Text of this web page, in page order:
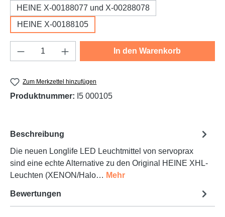
HEINE X-00188077 und X-00288078
HEINE X-00188105
Produkt Anzahl: Gib den gewünschten
In den Warenkorb
Zum Merkzettel hinzufügen
Produktnummer: I5 000105
Beschreibung
Die neuen Longlife LED Leuchtmittel von servoprax
sind eine echte Alternative zu den Original HEINE XHL-
Leuchten (XENON/Halo… Mehr
Bewertungen